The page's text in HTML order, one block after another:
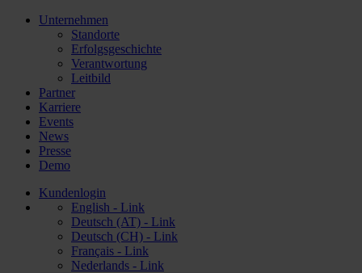
Unternehmen
Standorte
Erfolgsgeschichte
Verantwortung
Leitbild
Partner
Karriere
Events
News
Presse
Demo
Kundenlogin
English - Link
Deutsch (AT) - Link
Deutsch (CH) - Link
Français - Link
Nederlands - Link